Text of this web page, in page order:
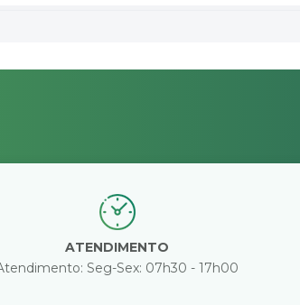
ATENDIMENTO
Seg-Sex: 07h30 - 17h00